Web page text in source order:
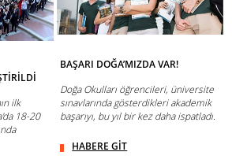
ilk
18-20
BAŞARI DOĞA’MIZDA VAR!
Doğa Okulları öğrencileri, üniversite
sınavlarında gösterdikleri akademik
başarıyı, bu yıl bir kez daha ispatladı.
HABERE GİT